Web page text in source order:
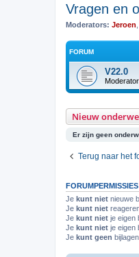
Vragen en
Moderators: Jeroen
FORUM
V22.0
Nieuw
Er zijn geen
Terug naar het
FORUMPERMISSIES
Je kunt niet nieuwe
Je kunt niet
Je kunt niet je eigen
Je kunt niet je eigen
Je kunt geen